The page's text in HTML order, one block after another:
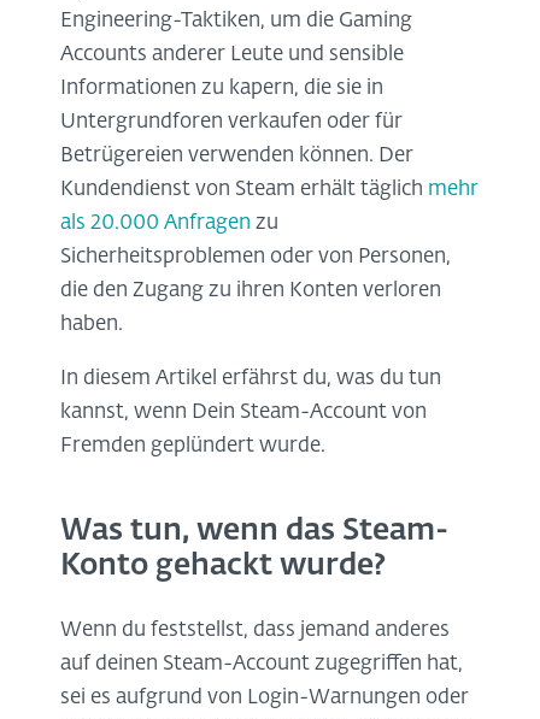
Engineering-Taktiken, um die Gaming
Accounts anderer Leute und sensible
Informationen zu kapern, die sie in
Untergrundforen verkaufen oder für
Betrügereien verwenden können. Der
Kundendienst von Steam erhält täglich mehr
als 20.000 Anfragen zu
Sicherheitsproblemen oder von Personen,
die den Zugang zu ihren Konten verloren
haben.
In diesem Artikel erfährst du, was du tun
kannst, wenn Dein Steam-Account von
Fremden geplündert wurde.
Was tun, wenn das Steam-
Konto gehackt wurde?
Wenn du feststellst, dass jemand anderes
auf deinen Steam-Account zugegriffen hat,
sei es aufgrund von Login-Warnungen oder